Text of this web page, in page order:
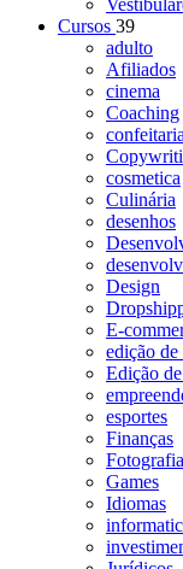
Cursos 39
adulto
Afiliados
cinema
Coaching
confeitaria
cosmetica
Culinária
desenhos
Design
E-
edição
Edição
esportes
Finanças
Fotografia
Games
Idiomas